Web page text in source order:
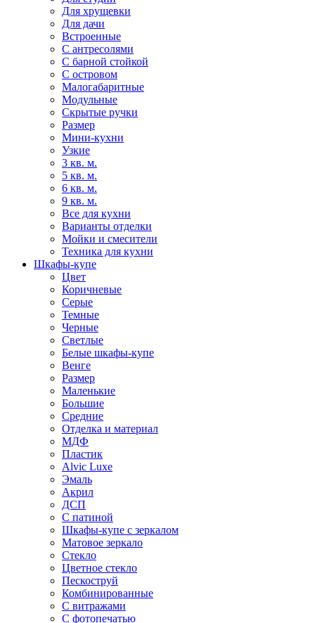
Для хрущевки
Для дачи
Встроенные
С антресолями
С барной стойкой
С островом
Малогабаритные
Модульные
Скрытые ручки
Размер
Мини-кухни
Узкие
3 кв. м.
5 кв. м.
6 кв. м.
9 кв. м.
Все для кухни
Варианты отделки
Мойки и смесители
Техника для кухни
Шкафы-купе
Цвет
Коричневые
Серые
Темные
Черные
Светлые
Белые шкафы-купе
Венге
Размер
Маленькие
Большие
Средние
Отделка и материал
МДФ
Пластик
Alvic Luxe
Эмаль
Акрил
ДСП
С патиной
Шкафы-купе с зеркалом
Матовое зеркало
Стекло
Цветное стекло
Пескоструй
Комбинированные
С витражами
С фотопечатью